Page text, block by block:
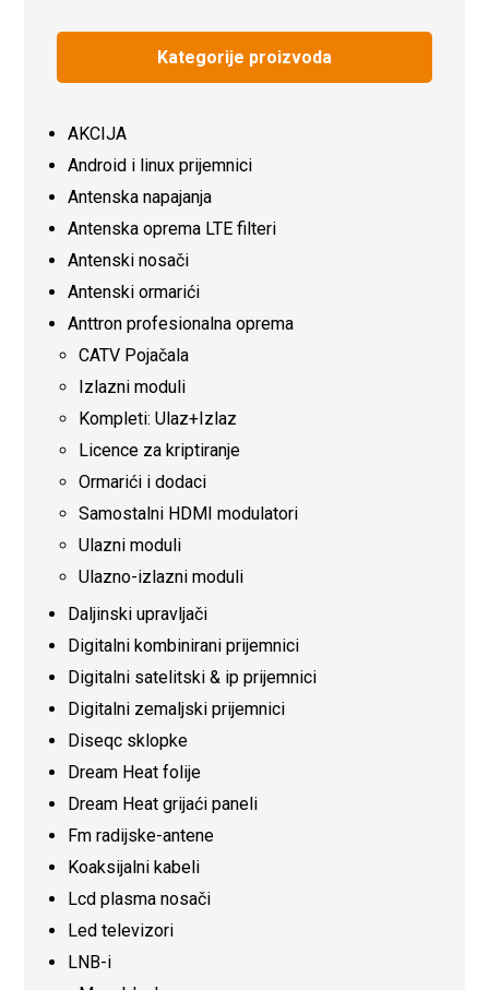
Kategorije proizvoda
AKCIJA
Android i linux prijemnici
Antenska napajanja
Antenska oprema LTE filteri
Antenski nosači
Antenski ormarići
Anttron profesionalna oprema
CATV Pojačala
Izlazni moduli
Kompleti: Ulaz+Izlaz
Licence za kriptiranje
Ormarići i dodaci
Samostalni HDMI modulatori
Ulazni moduli
Ulazno-izlazni moduli
Daljinski upravljači
Digitalni kombinirani prijemnici
Digitalni satelitski & ip prijemnici
Digitalni zemaljski prijemnici
Diseqc sklopke
Dream Heat folije
Dream Heat grijaći paneli
Fm radijske-antene
Koaksijalni kabeli
Lcd plasma nosači
Led televizori
LNB-i